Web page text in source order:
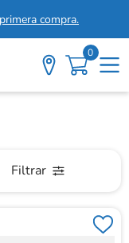
compra.
0
Filtrar